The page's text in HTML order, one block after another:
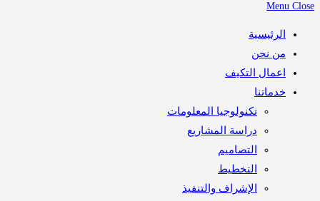
نحن
التكيف
تكنولوجيا المعلومات
دراسة المشاريع
التصاميم
التخطيط
الإشراف والتنفيذ